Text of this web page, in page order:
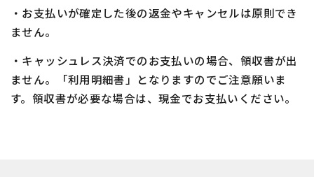
・お支払いが確定した後の返金やキャンセルは原則でき
ません。
・キャッシュレス決済でのお支払いの場合、領収書が出
ません。「利用明細書」となりますのでご注意願いま
す。領収書が必要な場合は、現金でお支払いください。